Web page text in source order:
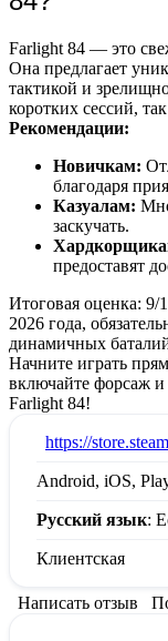
Farlight 84 — это
Она предлагает
тактикой и
коротких сессий,
Рекомендации:
Новичкам:
благодаря
Казуалам:
заскучать.
предоставят
Итоговая оценка:
2026 года,
динамичных
Начните играть
включайте форсаж и
Farlight 84!
https://
Android, iOS,
Русский язык:
Клиентская
Написать отзыв